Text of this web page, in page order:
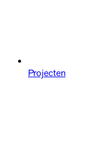
Projecten